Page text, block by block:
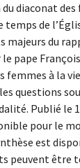
diaconat des
de
majeurs du
pape
à la
questions
Publié le
pour le
est
peuvent être